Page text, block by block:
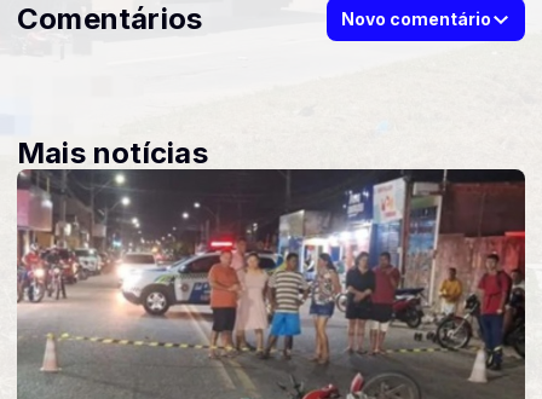
Comentários Novo comentário
Mais notícias